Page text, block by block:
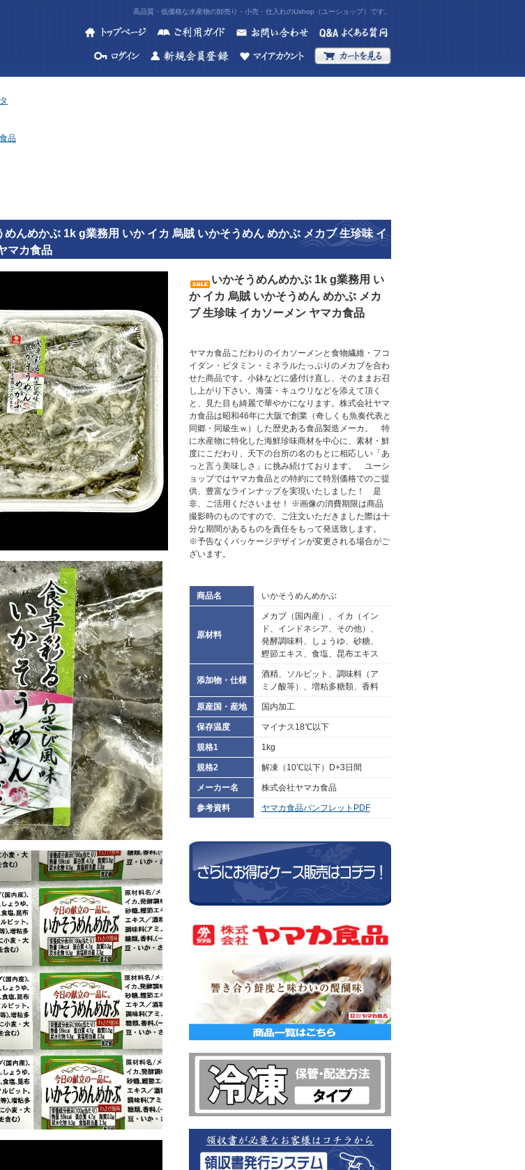
高品質・低価格な水産物の卸売り・小売・仕入れのUshop（ユーショップ）です。
品
めんめかぶ 1k g業務用 いか イカ 烏賊 いかそうめん めかぶ メカブ 生珍味 イ
マカ食品
いかそうめんめかぶ 1k g業務用 い
か イカ 烏賊 いかそうめん めかぶ メカ
ブ 生珍味 イカソーメン ヤマカ食品
ヤマカ食品こだわりのイカソーメンと食物繊維・フコ
イダン・ビタミン・ミネラルたっぷりのメカブを合わ
せた商品です。小鉢などに盛付け直し、そのままお召
し上がり下さい。海藻・キュウリなどを添えて頂く
と、見た目も綺麗で華やかになります。株式会社ヤマ
カ食品は昭和46年に大阪で創業（奇しくも魚奏代表と
同郷・同級生ｗ）した歴史ある食品製造メーカ。 特
に水産物に特化した海鮮珍味商材を中心に、素材・鮮
度にこだわり、天下の台所の名のもとに相応しい「あ
っと言う美味しさ」に挑み続けております。 ユーシ
ョップではヤマカ食品との特約にて特別価格でのご提
供、豊富なラインナップを実現いたしました！ 是
非、ご活用くださいませ！ ※画像の消費期限は商品
撮影時のものですので、ご注文いただきました際は十
分な期間があるものを責任をもって発送致します。
※予告なくパッケージデザインが変更される場合がご
ざいます。
商品名 いかそうめんめかぶ
原材料
メカブ（国内産）、イカ（イン
ド、インドネシア、その他）、
発酵調味料、しょうゆ、砂糖、
鰹節エキス、食塩、昆布エキス
添加物・仕様
酒精、ソルビット、調味料（ア
ミノ酸等）、増粘多糖類、香料
原産国・産地 国内加工
保存温度 マイナス18℃以下
規格1 1kg
規格2 解凍（10℃以下）D+3日間
メーカー名 株式会社ヤマカ食品
参考資料 ヤマカ食品パンフレットPDF